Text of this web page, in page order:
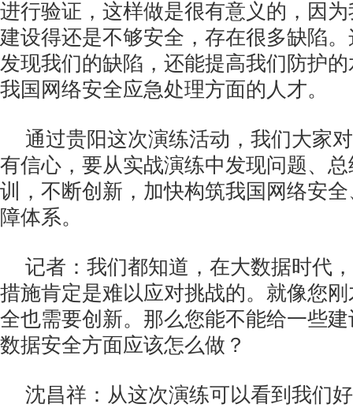
进行验证，这样做是很有意义的，因
建设得还是不够安全，存在很多缺陷
发现我们的缺陷，还能提高我们防护
我国网络安全应急处理方面的人才。
通过贵阳这次演练活动，我们大家
有信心，要从实战演练中发现问题、
训，不断创新，加快构筑我国网络安
障体系。
记者：我们都知道，在大数据时代
措施肯定是难以应对挑战的。就像您
全也需要创新。那么您能不能给一些
数据安全方面应该怎么做？
沈昌祥：从这次演练可以看到我们